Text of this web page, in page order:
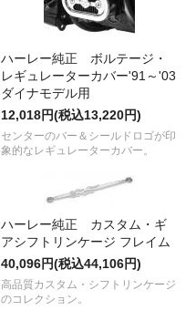
ハーレー純正 ボルテージ・
レギュレーターカバー'91～'03
ダイナモデル用
12,018円(税込13,220円)
センターのバー＆シールドロゴが印
象的なレギュレーターカバー。
ハーレー純正 カスタム・ギ
アシフトリンケージ フレイム
40,096円(税込44,106円)
高品質カスタム・シフトリンケージ
のコレクション。